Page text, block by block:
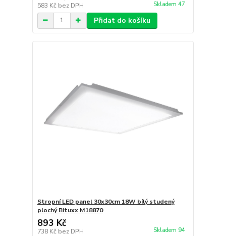
583 Kč bez DPH Skladem 47
Přidat do košíku
Stropní LED panel 30x30cm 18W bílý studený
plochý Bituxx M18870
893 Kč
738 Kč bez DPH Skladem 94